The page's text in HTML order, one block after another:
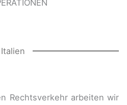
Italien
Rechtsverkehr arbeiten wir